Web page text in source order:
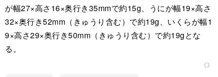
が幅27×高さ16×奥行き35mmで約15g、うにが幅19×高さ
32×奥行き52mm（きゅうり含む）で約19g、いくらが幅1
9×高さ29×奥行き50mm（きゅうり含む）で約19gとな
る。
《》